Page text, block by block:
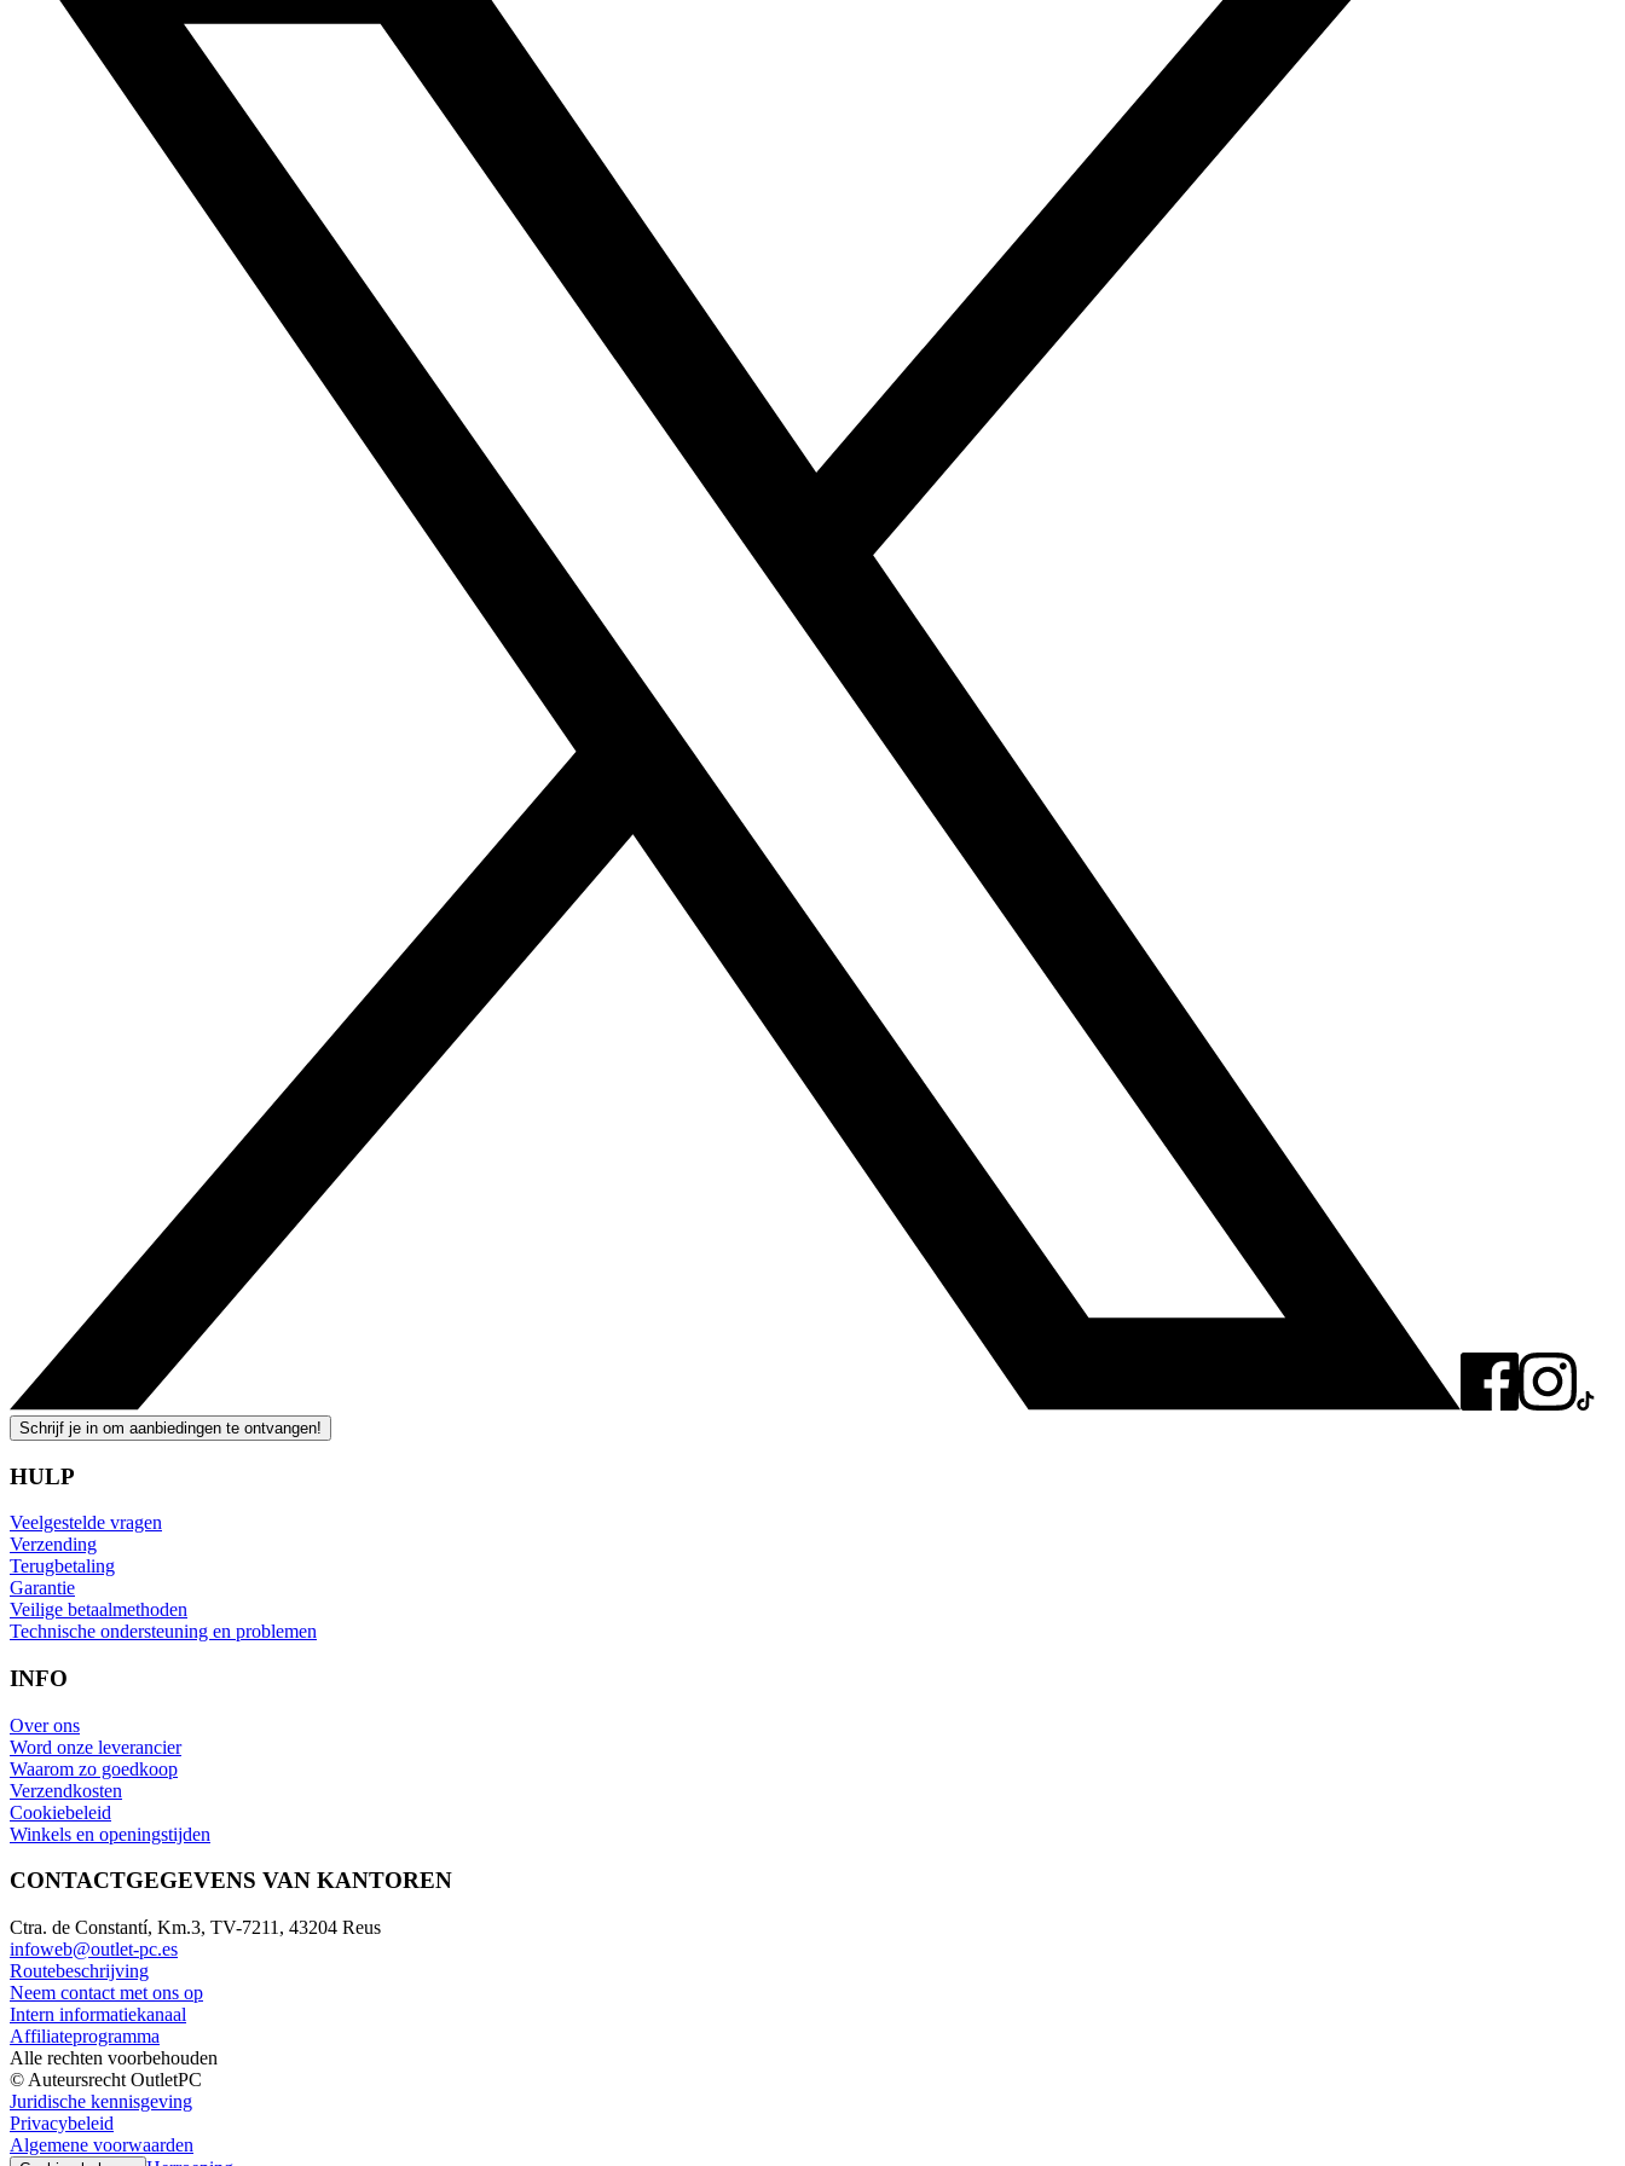
Schrijf je in om aanbiedingen te ontvangen!
HULP
Veelgestelde vragen
Verzending
Terugbetaling
Garantie
Veilige betaalmethoden
Technische ondersteuning en problemen
INFO
Over ons
Word onze leverancier
Waarom zo goedkoop
Verzendkosten
Cookiebeleid
Winkels en openingstijden
CONTACTGEGEVENS VAN KANTOREN
Ctra. de Constantí, Km.3, TV-7211, 43204 Reus
infoweb@outlet-pc.es
Routebeschrijving
Neem contact met ons op
Intern informatiekanaal
Affiliateprogramma
Alle rechten voorbehouden
© Auteursrecht OutletPC
Juridische kennisgeving
Privacybeleid
Algemene voorwaarden